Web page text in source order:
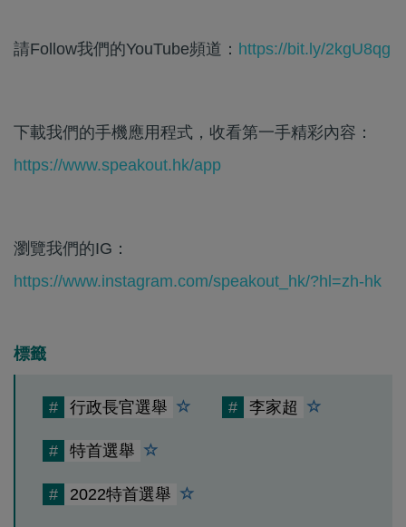
請Follow我們的YouTube頻道： https://bit.ly/2kgU8qg
下載我們的手機應用程式，收看第一手精彩內容：
https://www.speakout.hk/app
瀏覽我們的IG：
https://www.instagram.com/speakout_hk/?hl=zh-hk
標籤
# 行政長官選舉 # 李家超
# 特首選舉
# 2022特首選舉